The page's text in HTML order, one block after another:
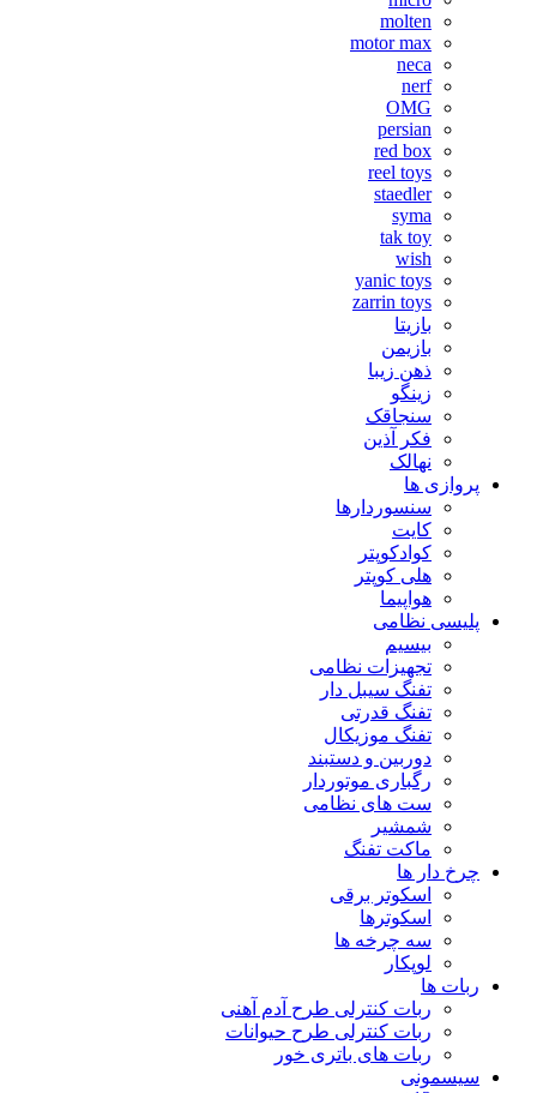
molten
motor max
neca
nerf
OMG
persian
red box
reel toys
staedler
syma
tak toy
wish
yanic toys
zarrin toys
بازیتا
بازیمن
ذهن زیبا
زینگو
سنجاقک
فکر آذین
نهالک
پروازی ها
سنسوردارها
کایت
کوادکوپتر
هلی کوپتر
هواپیما
پلیسی نظامی
بیسیم
تجهیزات نظامی
تفنگ سیبل دار
تفنگ قدرتی
تفنگ موزیکال
دوربین و دستبند
رگباری موتوردار
ست های نظامی
شمشیر
ماکت تفنگ
چرخ دار ها
اسکوتر برقی
اسکوترها
سه چرخه ها
لوپکار
ربات ها
ربات کنترلی طرح آدم آهنی
ربات کنترلی طرح حیوانات
ربات های باتری خور
سیسمونی